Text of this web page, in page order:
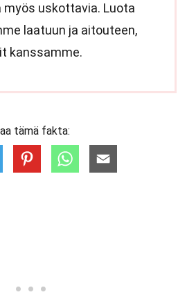
myös uskottavia. Luota
laatuun ja aitouteen,
kanssamme.
tämä fakta: